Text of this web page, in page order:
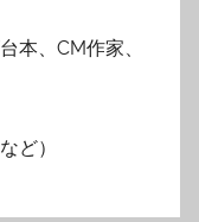
本、CM作家、
ど）